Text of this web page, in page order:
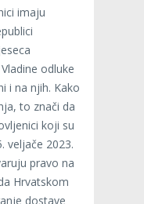
imaju
odluke
i na njih. Kako
to znači da
koji su
veljače 2023.
pravo na
Hrvatskom
dostave